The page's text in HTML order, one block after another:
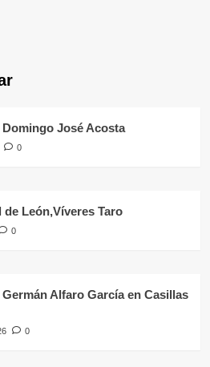
José Acosta
0
León,Víveres Taro
0
Alfaro García en Casillas
0